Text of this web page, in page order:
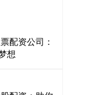
配资公司：
想